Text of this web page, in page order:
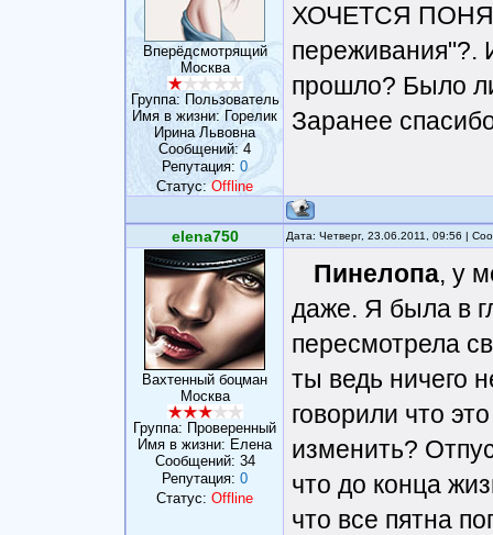
Вперёдсмотрящий
Москва
Группа: Пользователь
Имя в жизни: Горелик
Ирина Львовна
Сообщений: 4
Репутация: 0
Статус:Offline
ХОЧЕТСЯ
переживания"?.
прошло? Было
Заранее
elena750 Дата: Четверг, 23.06.2011, 09:56 |
Вахтенный боцман
Москва
Группа: Проверенный
Имя в жизни: Елена
Сообщений: 34
Репутация: 0
Статус: Offline
Пинелопа, у
даже. Я была в
пересмотрела
ты ведь ничего
говорили что
изменить?
что до конца
что все пятна